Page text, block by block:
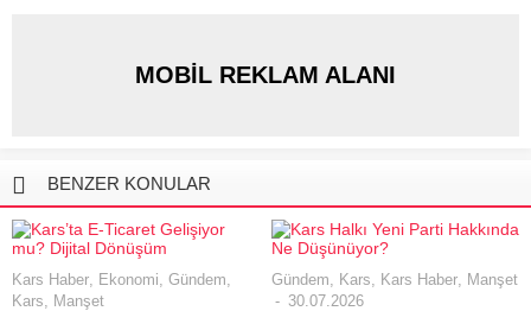
MOBİL REKLAM ALANI
BENZER KONULAR
Kars Haber, Ekonomi, Gündem,
Kars, Manşet
Gündem, Kars, Kars Haber, Manşet
30.07.2026